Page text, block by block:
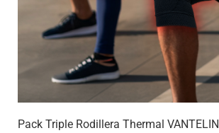
Pack Triple Rodillera Thermal VANTELIN